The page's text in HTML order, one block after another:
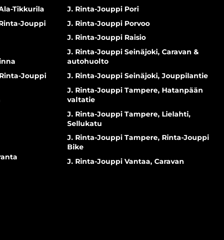
Tikkurila
Jouppi
Jouppi
J. Rinta-Jouppi Pori
J. Rinta-Jouppi Porvoo
J. Rinta-Jouppi Raisio
J. Rinta-Jouppi Seinäjoki, Caravan &
autohuolto
J. Rinta-Jouppi Seinäjoki, Jouppilantie
J. Rinta-Jouppi Tampere, Hatanpään
valtatie
J. Rinta-Jouppi Tampere, Lielahti,
Sellukatu
J. Rinta-Jouppi Tampere, Rinta-Jouppi
Bike
J. Rinta-Jouppi Vantaa, Caravan